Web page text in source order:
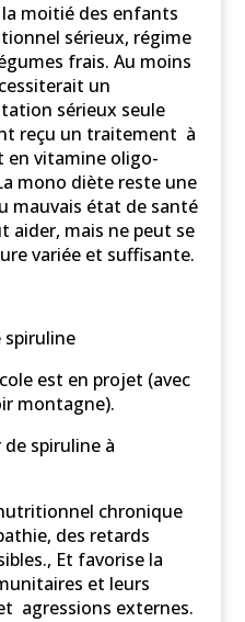
moitié des enfants
sérieux, régime
frais. Au moins
un
sérieux seule
reçu un traitement à
en vitamine oligo-
mono diète reste une
mauvais état de santé
aider, mais ne peut se
variée et suffisante.
spiruline
est en projet (avec
montagne).
spiruline à
chronique
des retards
Et favorise la
et leurs
agressions externes.